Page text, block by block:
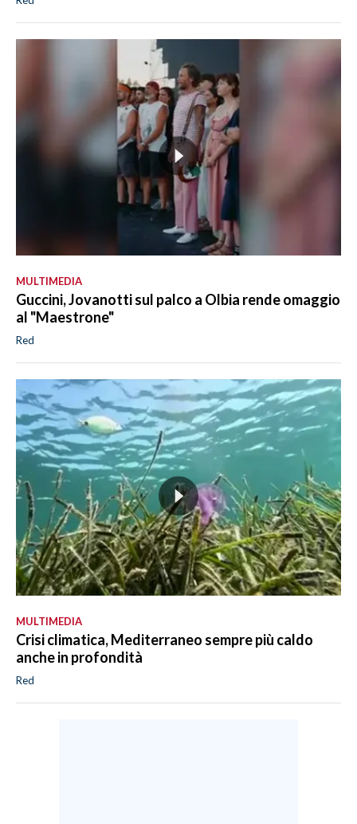
MULTIMEDIA
Guccini, Jovanotti sul palco a Olbia rende omaggio
al "Maestrone"
Red
MULTIMEDIA
Crisi climatica, Mediterraneo sempre più caldo
anche in profondità
Red